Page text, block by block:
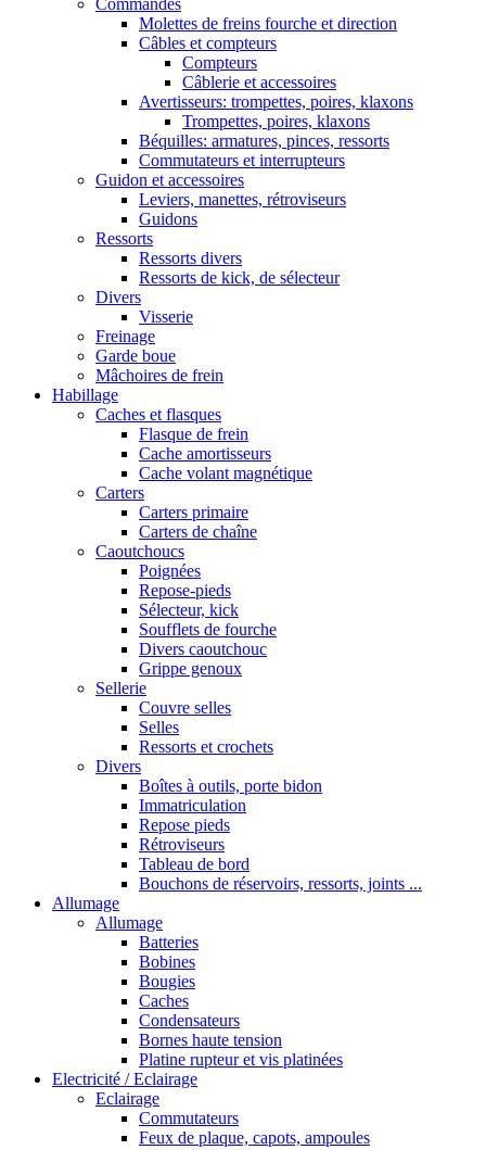
Commandes
Molettes de freins fourche et direction
Câbles et compteurs
Compteurs
Câblerie et accessoires
Avertisseurs: trompettes, poires, klaxons
Trompettes, poires, klaxons
Béquilles: armatures, pinces, ressorts
Commutateurs et interrupteurs
Guidon et accessoires
Leviers, manettes, rétroviseurs
Guidons
Ressorts
Ressorts divers
Ressorts de kick, de sélecteur
Divers
Visserie
Freinage
Garde boue
Mâchoires de frein
Habillage
Caches et flasques
Flasque de frein
Cache amortisseurs
Cache volant magnétique
Carters
Carters primaire
Carters de chaîne
Caoutchoucs
Poignées
Repose-pieds
Sélecteur, kick
Soufflets de fourche
Divers caoutchouc
Grippe genoux
Sellerie
Couvre selles
Selles
Ressorts et crochets
Divers
Boîtes à outils, porte bidon
Immatriculation
Repose pieds
Rétroviseurs
Tableau de bord
Bouchons de réservoirs, ressorts, joints ...
Allumage
Allumage
Batteries
Bobines
Bougies
Caches
Condensateurs
Bornes haute tension
Platine rupteur et vis platinées
Electricité / Eclairage
Eclairage
Commutateurs
Feux de plaque, capots, ampoules